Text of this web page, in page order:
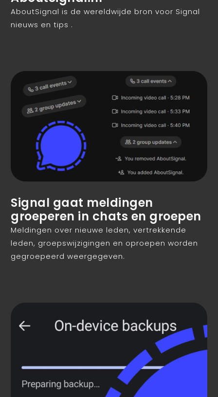
AboutSignal is de wereldwijde bron voor Signal
nieuws en tips .
Signal gaat meldingen
groeperen in chats en groepen
Meldingen over nieuwe leden, vertrekkende
leden, groepswijzigingen en oproepen worden
gegroepeerd weergegeven.